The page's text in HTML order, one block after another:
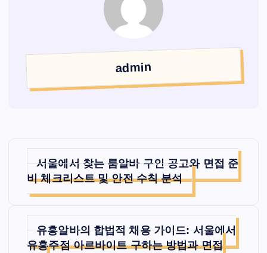
admin
탐
색
서울에서 찾는 룸알바 구인 공고와 면접 준
비 체크리스트 및 안전 수칙 분석
유흥알바의 합법적 채용 가이드: 서울에서
유흥주점 아르바이트 구하는 방법과 면접